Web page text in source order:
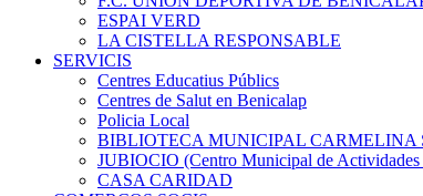
ESPAI VERD
LA CISTELLA RESPONSABLE
SERVICIS
Centres Educatius Públics
Centres de Salut en Benicalap
Policia Local
BIBLIOTECA MUNICIPAL CARMELINA
JUBIOCIO (Centro Municipal de Actividades
CASA CARIDAD